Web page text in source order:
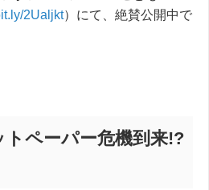
2Ualjkt）にて、絶賛公開中で
ペーパー危機到来!?